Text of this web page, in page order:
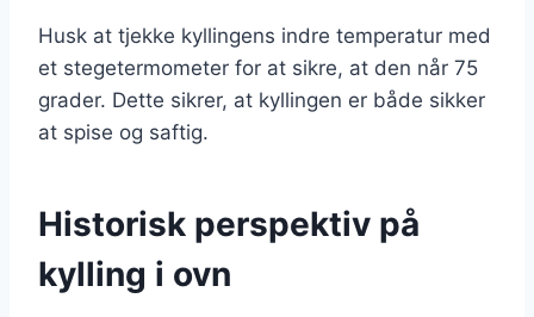
Husk at tjekke kyllingens indre temperatur med
et stegetermometer for at sikre, at den når 75
grader. Dette sikrer, at kyllingen er både sikker
at spise og saftig.
Historisk perspektiv på
kylling i ovn